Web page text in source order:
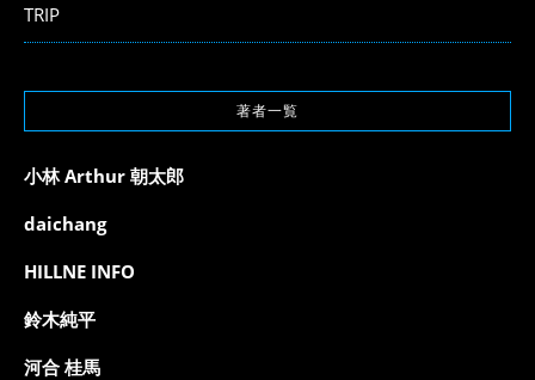
TRIP
著者一覧
小林 Arthur 朝太郎
daichang
HILLNE INFO
鈴木純平
河合 桂馬